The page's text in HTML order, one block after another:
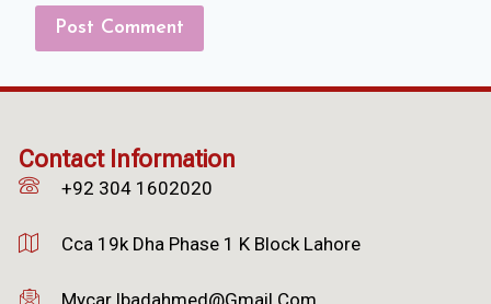
Contact Information
+92 304 1602020
Cca 19k Dha Phase 1 K Block Lahore
Mycar.ibadahmed@gmail.com